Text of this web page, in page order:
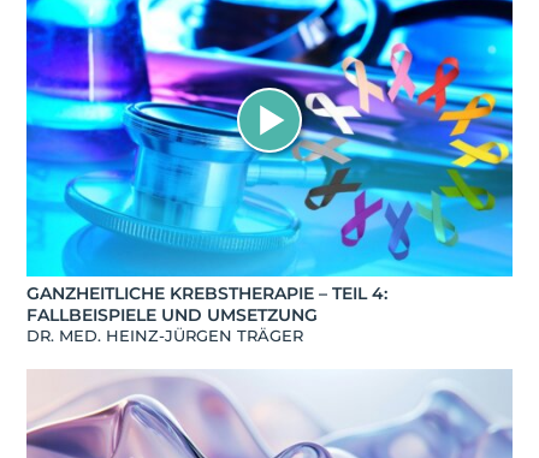
GANZHEITLICHE KREBSTHERAPIE – TEIL 4:
FALLBEISPIELE UND UMSETZUNG
DR. MED. HEINZ-JÜRGEN TRÄGER